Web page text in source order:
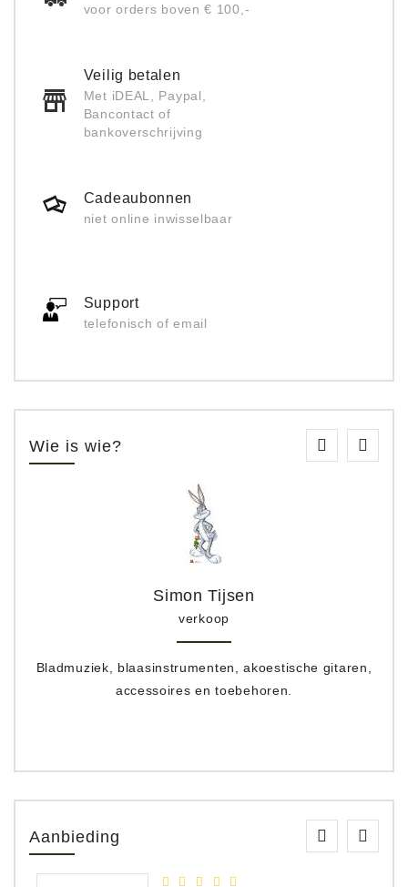
voor orders boven € 100,-
Veilig betalen
Met iDEAL, Paypal,
Bancontact of
bankoverschrijving
Cadeaubonnen
niet online inwisselbaar
Support
telefonisch of email
Wie is wie?
Simon Tijsen
verkoop
Bladmuziek, blaasinstrumenten, akoestische gitaren,
accessoires en toebehoren.
Aanbieding